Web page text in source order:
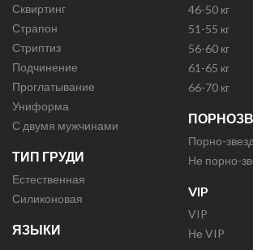
Сквиртинг
Страпон
Стриптиз
Подчинение
Проглатывание
Униформа
С двумя мужчинами
ТИП ГРУДИ
Естественная
Силиконовая
ЯЗЫКИ
46-50 кг
51-55 кг
56-60 кг
61-65 кг
66-70 кг
Порно-
Не порно-
VIP
VIP
Не VIP